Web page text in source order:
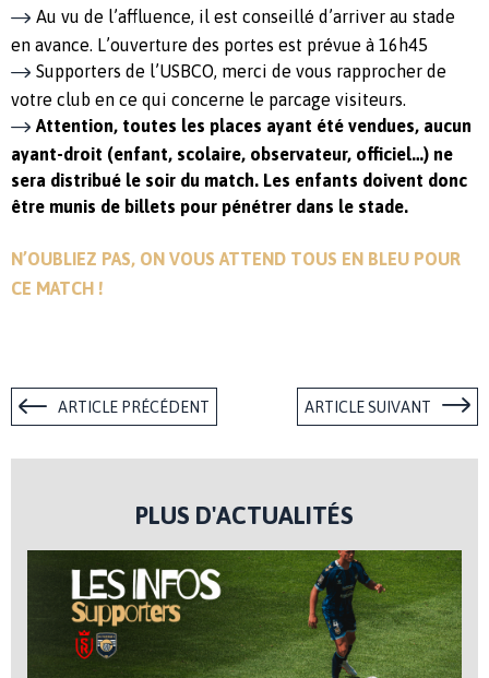
Au vu de l’affluence, il est conseillé d’arriver au stade
en avance. L’ouverture des portes est prévue à 16h45
Supporters de l’USBCO, merci de vous rapprocher de
votre club en ce qui concerne le parcage visiteurs.
Attention, toutes les places ayant été vendues, aucun
ayant-droit (enfant, scolaire, observateur, officiel…) ne
sera distribué le soir du match. Les enfants doivent donc
être munis de billets pour pénétrer dans le stade.
N’OUBLIEZ PAS, ON VOUS ATTEND TOUS EN BLEU POUR
CE MATCH !
ARTICLE PRÉCÉDENT ARTICLE SUIVANT
PLUS D'ACTUALITÉS